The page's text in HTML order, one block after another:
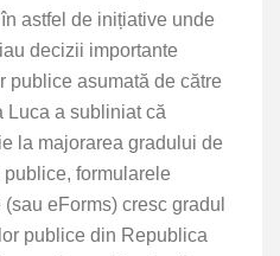
astfel de inițiative unde
decizii importante
publice asumată de către
Luca a subliniat că
la majorarea gradului de
formularele
eForms) cresc gradul
publice din Republica